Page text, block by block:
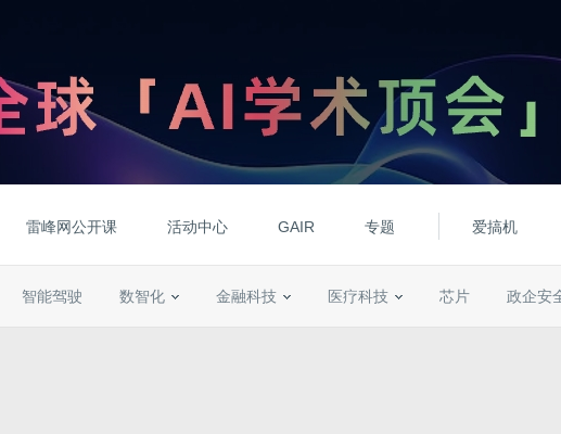
雷峰网公开课 活动中心 GAIR 专题 爱搞机
智能驾驶 数智化 金融科技 医疗科技 芯片 政企安